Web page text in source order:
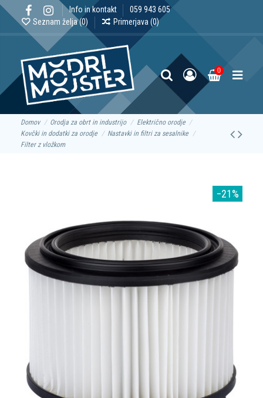
Info in kontakt
059 943 605
Seznam želja (0) Primerjava (0)
0
Domov Orodja za obrt in industrijo
Električno orodje
Kovčki in dodatki za orodje
Nastavki in filtri za sesalnike
Filter z vložkom
−21%